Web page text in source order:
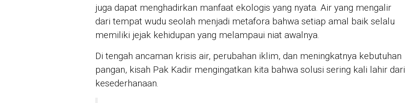
juga dapat menghadirkan manfaat ekologis yang nyata. Air yang mengalir
dari tempat wudu seolah menjadi metafora bahwa setiap amal baik selalu
memiliki jejak kehidupan yang melampaui niat awalnya.
Di tengah ancaman krisis air, perubahan iklim, dan meningkatnya kebutuhan
pangan, kisah Pak Kadir mengingatkan kita bahwa solusi sering kali lahir dari
kesederhanaan.